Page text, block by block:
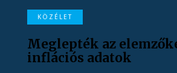
KÖZÉLET
Meglepték az
inflációs adatok